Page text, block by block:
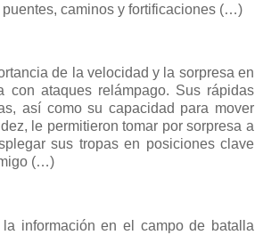
caminos y fortificaciones (…)
de la velocidad y la sorpresa en
con ataques relámpago. Sus rápidas
así como su capacidad para mover
le permitieron tomar por sorpresa a
sus tropas en posiciones clave
(…)
información en el campo de batalla